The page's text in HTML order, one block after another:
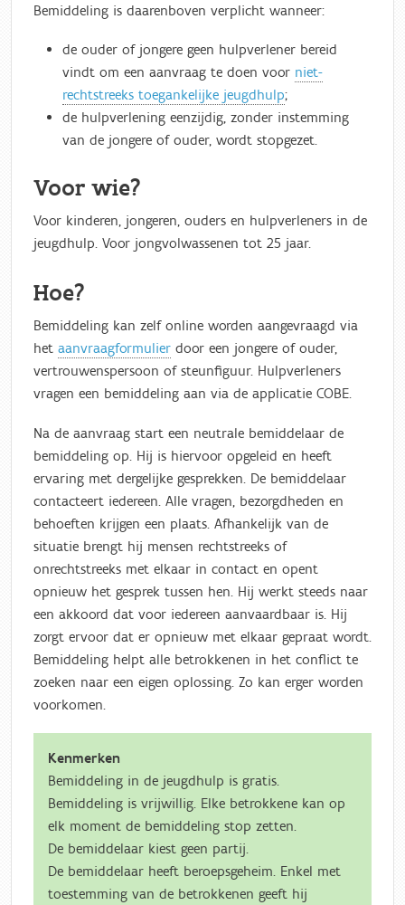
Bemiddeling is daarenboven verplicht wanneer:
de ouder of jongere geen hulpverlener bereid
vindt om een aanvraag te doen voor niet-
rechtstreeks toegankelijke jeugdhulp;
de hulpverlening eenzijdig, zonder instemming
van de jongere of ouder, wordt stopgezet.
Voor wie?
Voor kinderen, jongeren, ouders en hulpverleners in de
jeugdhulp. Voor jongvolwassenen tot 25 jaar.
Hoe?
Bemiddeling kan zelf online worden aangevraagd via
het aanvraagformulier door een jongere of ouder,
vertrouwenspersoon of steunfiguur. Hulpverleners
vragen een bemiddeling aan via de applicatie COBE.
Na de aanvraag start een neutrale bemiddelaar de
bemiddeling op. Hij is hiervoor opgeleid en heeft
ervaring met dergelijke gesprekken. De bemiddelaar
contacteert iedereen. Alle vragen, bezorgdheden en
behoeften krijgen een plaats. Afhankelijk van de
situatie brengt hij mensen rechtstreeks of
onrechtstreeks met elkaar in contact en opent
opnieuw het gesprek tussen hen. Hij werkt steeds naar
een akkoord dat voor iedereen aanvaardbaar is. Hij
zorgt ervoor dat er opnieuw met elkaar gepraat wordt.
Bemiddeling helpt alle betrokkenen in het conflict te
zoeken naar een eigen oplossing. Zo kan erger worden
voorkomen.
Kenmerken
Bemiddeling in de jeugdhulp is gratis.
Bemiddeling is vrijwillig. Elke betrokkene kan op
elk moment de bemiddeling stop zetten.
De bemiddelaar kiest geen partij.
De bemiddelaar heeft beroepsgeheim. Enkel met
toestemming van de betrokkenen geeft hij